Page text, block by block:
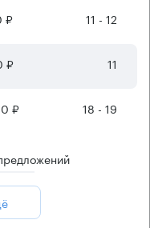
₽ 11 - 12
₽ 11
₽ 18 - 19